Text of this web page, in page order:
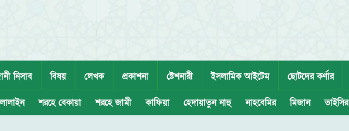
নিসাব বিষয় লেখক প্রকাশনা ষ্টেশনারী ইসলামিক আইটেম ছোটদের কর্ণার
শরহে বেকায়া শরহে জামী কাফিয়া হেদায়াতুন নাহু নাহবেমির মিজান তাইসির